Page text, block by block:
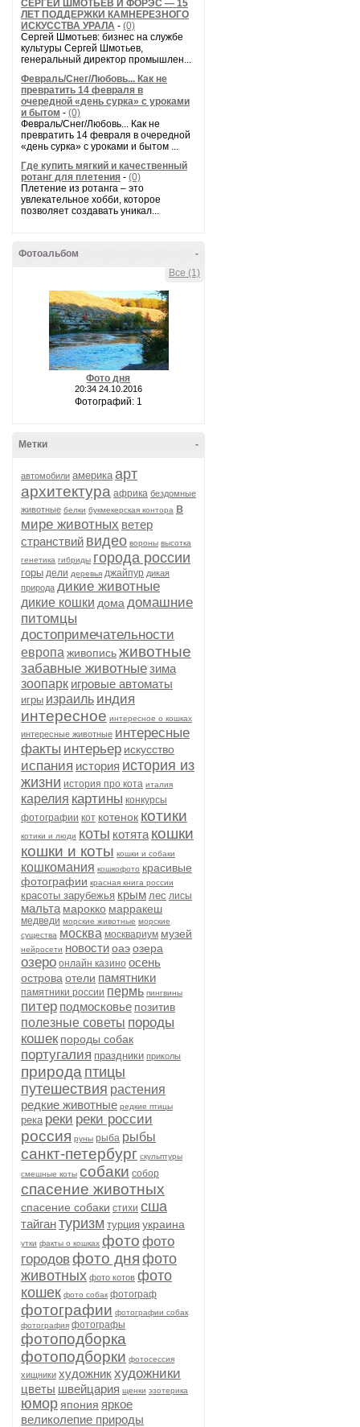
СЕРГЕЙ ШМОТЬЕВ И ФОРЭС — 15
ЛЕТ ПОДДЕРЖКИ КАМНЕРЕЗНОГО
ИСКУССТВА УРАЛА - (0)
Сергей Шмотьев: бизнес на службе
культуры Сергей Шмотьев,
генеральный директор промышлен...
Февраль/Снег/Любовь... Как не
превратить 14 февраля в
очередной «день сурка» с уроками
и бытом - (0)
Февраль/Снег/Любовь... Как не
превратить 14 февраля в очередной
«день сурка» с уроками и бытом ...
Где купить мягкий и качественный
ротанг для плетения - (0)
Плетение из ротанга – это
увлекательное хобби, которое
позволяет создавать уникал...
-
Фотоальбом
Все (1)
Фото дня
20:34 24.10.2016
Фотографий: 1
-
Метки
автомобили америка арт
архитектура африка бездомные
животные белки букмекерская контора в
мире животных ветер
странствий видео вороны высотка
генетика гибриды города россии
горы дели деревья джайпур дикая
природа дикие животные
дикие кошки дома домашние
питомцы
достопримечательности
европа живописьживотные
забавные животныезима
зоопарк игровые автоматы
игры израиль индия
интересное интересное о кошках
интересные животные интересные
факты интерьер искусство
испания история история из
жизни история про кота италия
карелия картины конкурсы
фотографии кот котенок котики
котики и люди коты котята кошки
кошки и коты кошки и собаки
кошкомания кошкофото красивые
фотографии красная книга россии
красоты зарубежья крым лес лисы
мальта марокко марракеш
медведи морские животные морские
существа москва москвариум музей
нейросети новостиоаэозера
озеро онлайн казино осень
острова отели памятники
памятники россии пермь пингвины
питер подмосковье позитив
полезные советы породы
кошек породы собак
португалия праздники приколы
природа птицы
путешествия растения
редкие животные редкие птицы
река реки реки россии
россия руны рыба рыбы
санкт-петербург скульптуры
смешные коты собаки собор
спасение животных
спасение собаки стихи сша
тайгантуризм турция украина
утки факты о кошках фото фото
городовфото дня фото
животных фото котов фото
кошек фото собак фотограф
фотографии фотографии собак
фотография фотографы
фотоподборка
фотоподборки фотосессия
хищники художникхудожники
цветы швейцария щенки эзотерика
юмор япония яркое
великолепие природы